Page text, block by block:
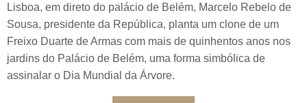
Lisboa, em direto do palácio de Belém, Marcelo Rebelo de
Sousa, presidente da República, planta um clone de um
Freixo Duarte de Armas com mais de quinhentos anos nos
jardins do Palácio de Belém, uma forma simbólica de
assinalar o Dia Mundial da Árvore.